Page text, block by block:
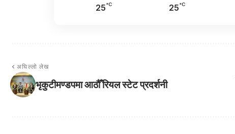
25°C 25°C
अघिल्लो लेख
भृकुटीमण्डपमा आठौँ रियल स्टेट प्रदर्शनी